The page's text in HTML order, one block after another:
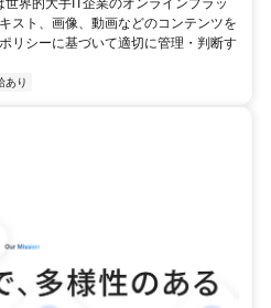
界的大手IT企業のオンラインプラッ
スト、画像、動画などのコンテンツを
リシーに基づいて適切に管理・判断す
あり